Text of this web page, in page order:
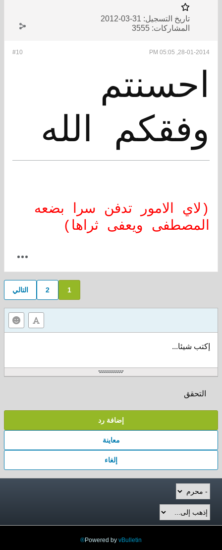
تاريخ التسجيل: 31-03-2012
المشاركات: 3555
#10 28-01-2014, 05:05 PM
​احسنتم
وفقكم الله
(لاي الامور تدفن سرا بضعه
المصطفى ويعفى ثراها)
1
2 التالي
إكتب شيئا...
التحقق
إضافة رد
معاينة
إلغاء
Powered by vBulletin®